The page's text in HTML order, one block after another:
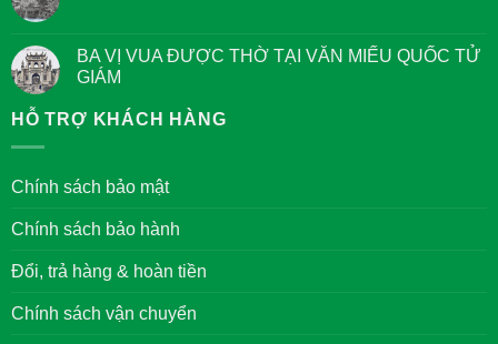
Đại
Nhân
về
Chữ
Đức
văn
hóa
Nam
luận
ở
Tản
xưa
BA VỊ VUA ĐƯỢC THỜ TẠI VĂN MIẾU QUỐC TỬ
GIÁM
có
bình
VỊ
THỜ
MIẾU
GIÁM
HỖ TRỢ KHÁCH HÀNG
Chính sách bảo mật
Chính sách bảo hành
Đổi, trả hàng & hoàn tiền
Chính sách vận chuyển